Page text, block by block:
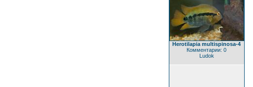
Herotilapia multispinosa-4
Комментарии: 0
Ludok